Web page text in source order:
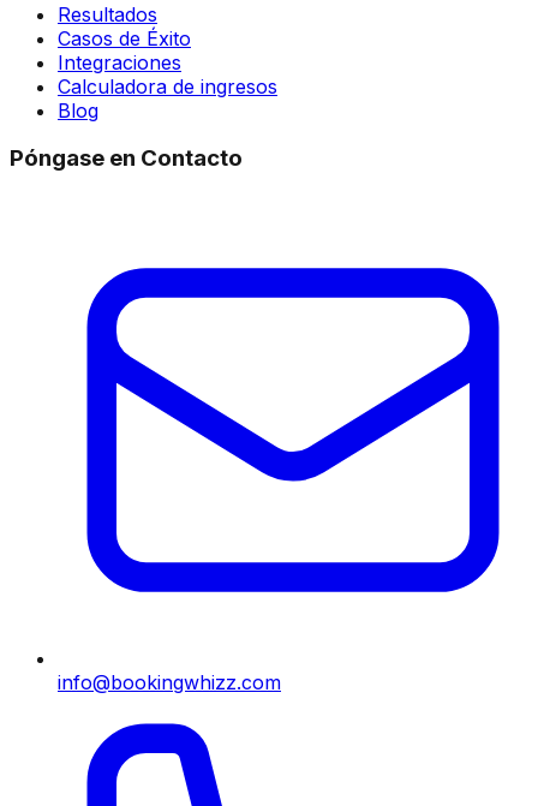
Resultados
Casos de Éxito
Integraciones
Calculadora de ingresos
Blog
Póngase en Contacto
info@bookingwhizz.com